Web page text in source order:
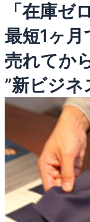
「在庫ゼ
最短1ヶ月
売れてか
”新ビジネ